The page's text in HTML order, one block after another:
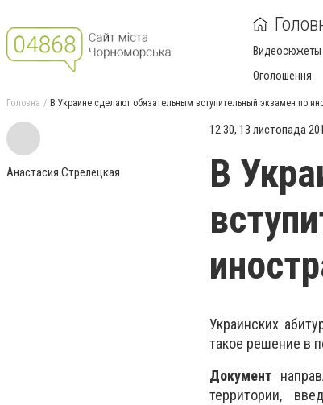
Видеосюжеты
Оголошення
Головна В Украине сделают обязательным вступительный экзамен по
Анастасия Стрелецкая
12:30, 13 листопада
В
Украинских
такое решение в
Документ
территории,